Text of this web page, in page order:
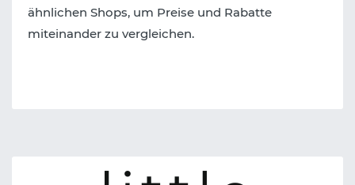
ähnlichen Shops, um Preise und Rabatte
miteinander zu vergleichen.